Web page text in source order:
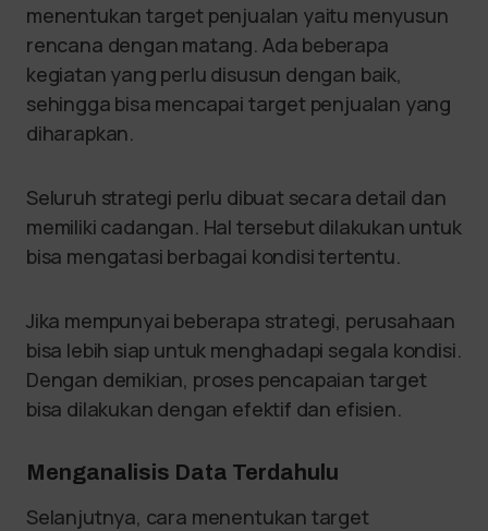
menentukan target penjualan yaitu menyusun
rencana dengan matang. Ada beberapa
kegiatan yang perlu disusun dengan baik,
sehingga bisa mencapai target penjualan yang
diharapkan.
Seluruh strategi perlu dibuat secara detail dan
memiliki cadangan. Hal tersebut dilakukan untuk
bisa mengatasi berbagai kondisi tertentu.
Jika mempunyai beberapa strategi, perusahaan
bisa lebih siap untuk menghadapi segala kondisi.
Dengan demikian, proses pencapaian target
bisa dilakukan dengan efektif dan efisien.
Menganalisis Data Terdahulu
Selanjutnya, cara menentukan target